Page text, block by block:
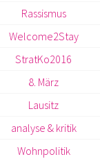
Rassismus
Welcome2Stay
StratKo2016
8. März
Lausitz
analyse & kritik
Wohnpolitik